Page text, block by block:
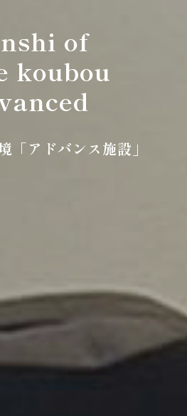
of
koubou
「アドバンス施設」